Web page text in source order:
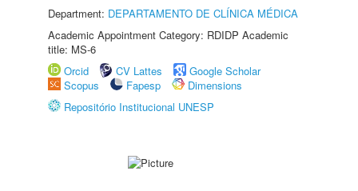
Department: DEPARTAMENTO DE CLÍNICA MÉDICA
Academic Appointment Category: RDIDP Academic
title: MS-6
Orcid
CV Lattes
Google Scholar
Scopus
Fapesp
Dimensions
Repositório Institucional UNESP